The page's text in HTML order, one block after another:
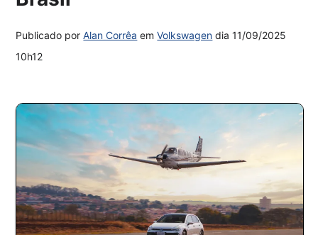
Publicado porAlan Corrêa emVolkswagen dia11/09/2025
10h12